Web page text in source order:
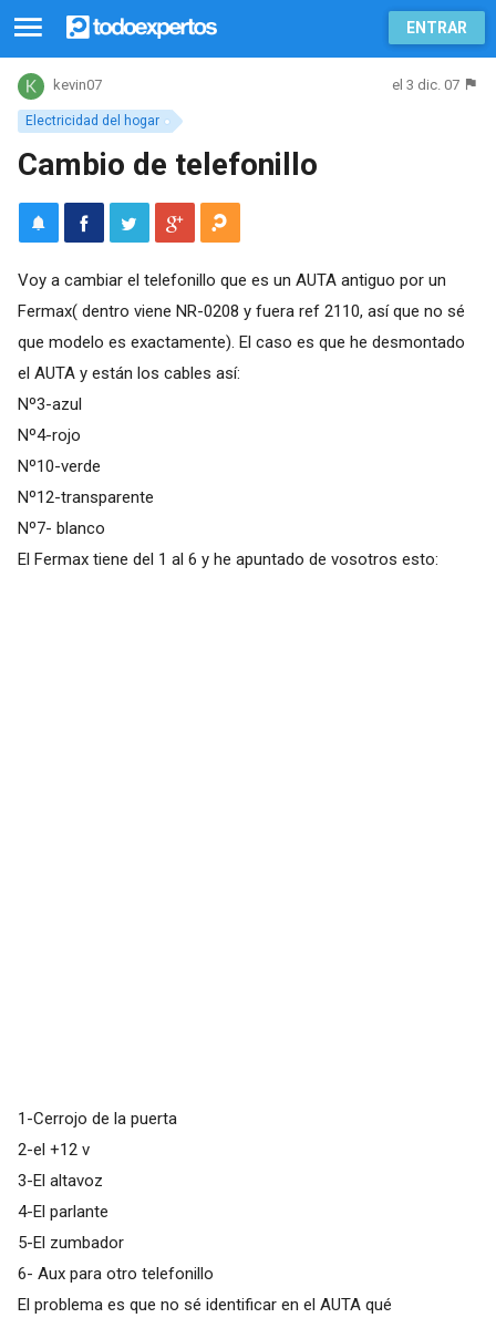
ENTRAR
Electricidad del hogar
kevin07 el 3 dic. 07
Cambio de telefonillo
Voy a cambiar el telefonillo que es un AUTA antiguo por un
Fermax( dentro viene NR-0208 y fuera ref 2110, así que no sé
que modelo es exactamente). El caso es que he desmontado
el AUTA y están los cables así:
Nº3-azul
Nº4-rojo
Nº10-verde
Nº12-transparente
Nº7- blanco
El Fermax tiene del 1 al 6 y he apuntado de vosotros esto:
1-Cerrojo de la puerta
2-el +12 v
3-El altavoz
4-El parlante
5-El zumbador
6- Aux para otro telefonillo
El problema es que no sé identificar en el AUTA qué